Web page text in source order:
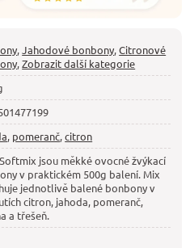
,Jahodové bonbony,Citronové
,Zobrazit další kategorie
, pomeranč,citron
jsou měkké ovocné žvýkací
v praktickém 500g balení. Mix
jednotlivě balené bonbony v
citron, jahoda, pomeranč,
a třešeň.